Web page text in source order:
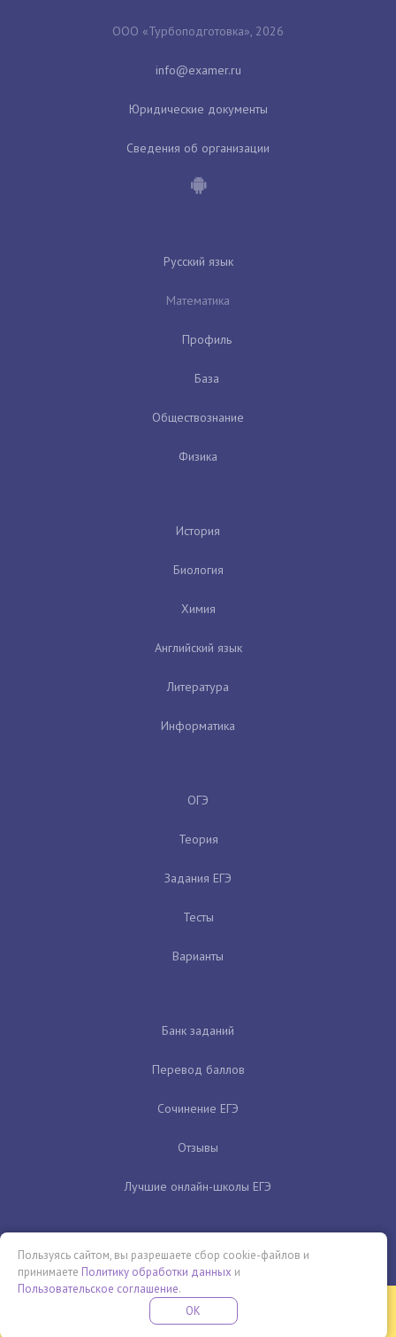
ООО «Турбоподготовка», 2026
Юридические документы
Сведения об организации
Русский язык
Математика
Профиль
База
Обществознание
Физика
История
Биология
Химия
Английский язык
Литература
Информатика
ОГЭ
Теория
Задания ЕГЭ
Тесты
Варианты
Банк заданий
Перевод баллов
Сочинение ЕГЭ
Отзывы
Лучшие онлайн-школы ЕГЭ
Бесплатная летняя школа
ПРОВЕДИ ЭТО ЛЕТО С ПОЛЬЗОЙ
Пользуясь сайтом, вы разрешаете сбор cookie-файлов и
принимаете Политику обработки данных и
Пользовательское соглашение.
OK